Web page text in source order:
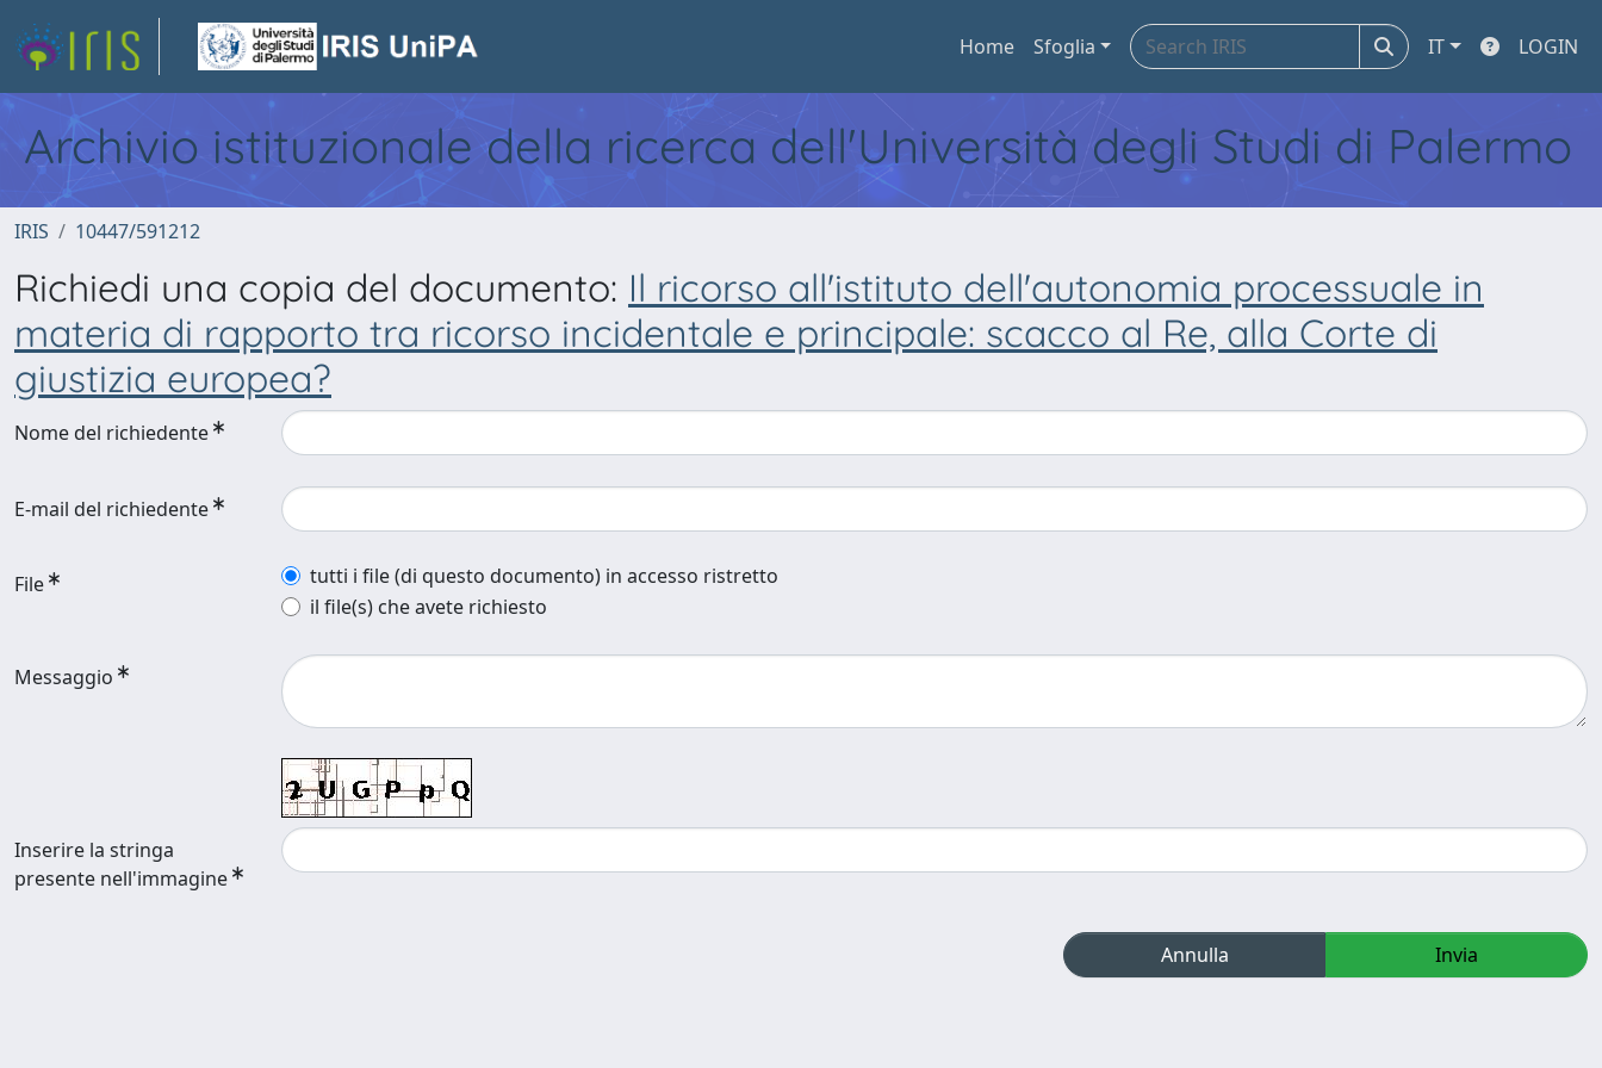
Home Sfoglia IT LOGIN
Archivio istituzionale della ricerca dell'Università degli Studi di Palermo
IRIS 10447/591212
Richiedi una copia del documento: Il ricorso all'istituto dell'autonomia processuale in
materia di rapporto tra ricorso incidentale e principale: scacco al Re, alla Corte di
giustizia europea?
Nome del richiedente
E-mail del richiedente
File
tutti i file (di questo documento) in accesso ristretto
il file(s) che avete richiesto
Messaggio
Inserire la stringa
presente nell'immagine
Annulla Invia